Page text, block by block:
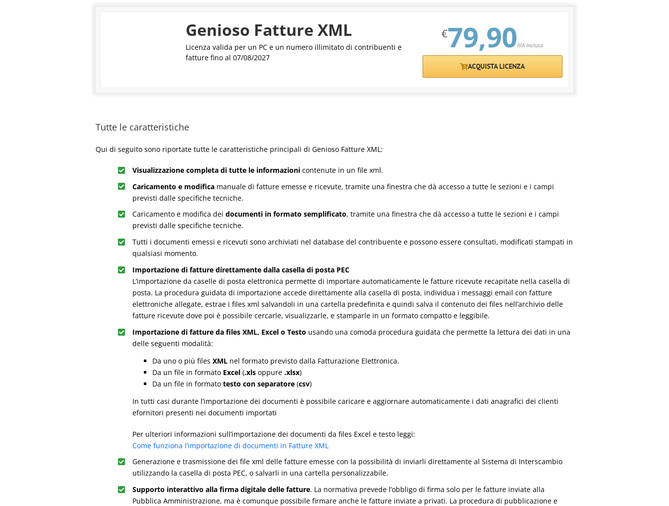
Genioso Fatture XML
Licenza valida per un PC e un numero illimitato di contribuenti e
fatture fino al 07/08/2027
€79,90IVA Inclusa
ACQUISTA LICENZA
Tutte le caratteristiche
Qui di seguito sono riportate tutte le caratteristiche principali di Genioso Fatture XML:
Visualizzazione completa di tutte le informazionicontenute in un file xml.
Caricamento e modificamanuale di fatture emesse e ricevute, tramite una finestra che dà accesso a tutte le sezioni e i campi
previsti dalle specifiche tecniche.
Caricamento e modifica dei documenti in formato semplificato, tramite una finestra che dà accesso a tutte le sezioni e i campi
previsti dalle specifiche tecniche.
Tutti i documenti emessi e ricevuti sono archiviati nel database del contribuente e possono essere consultati, modificati stampati in
qualsiasi momento.
Importazione di fatture direttamente dalla casella di posta PEC
L’importazione da caselle di posta elettronica permette di importare automaticamente le fatture ricevute recapitate nella casella di
posta. La procedura guidata di importazione accede direttamente alla casella di posta, individua i messaggi email con fatture
elettroniche allegate, estrae i files xml salvandoli in una cartella predefinita e quindi salva il contenuto dei files nell’archivio delle
fatture ricevute dove poi è possibile cercarle, visualizzarle, e stamparle in un formato compatto e leggibile.
Importazione di fatture da files XML, Excel o Testo usando una comoda procedura guidata che permette la lettura dei dati in una
delle seguenti modalità:
Da uno o più files XMLnel formato previsto dalla Fatturazione Elettronica.
Da un file in formato Excel(.xlsoppure .xlsx)
Da un file in formato testo con separatore(csv)
In tutti casi durante l’importazione dei documenti è possibile caricare e aggiornare automaticamente i dati anagrafici dei clienti
efornitori presenti nei documenti importati
Per ulteriori informazioni sull’importazione dei documenti da files Excel e testo leggi:
Come funziona l’importazione di documenti in Fatture XML
Generazione e trasmissione dei file xml delle fatture emesse con la possibilità di inviarli direttamente al Sistema di Interscambio
utilizzando la casella di posta PEC, o salvarli in una cartella personalizzabile.
Supporto interattivo alla firma digitale delle fatture. La normativa prevede l’obbligo di firma solo per le fatture inviate alla
Pubblica Amministrazione, ma è comunque possibile firmare anche le fatture inviate a privati. La procedura di pubblicazione e